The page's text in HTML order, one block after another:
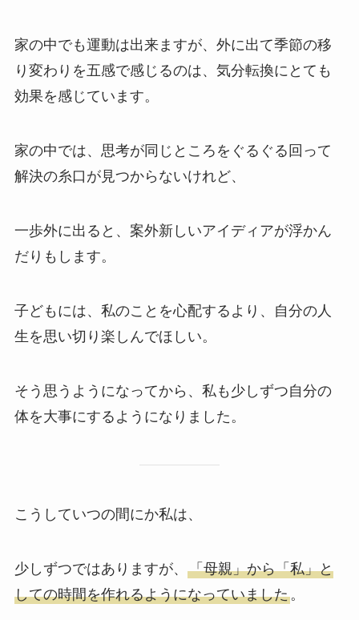
家の中でも運動は出来ますが、外に出て季節の移
り変わりを五感で感じるのは、気分転換にとても
効果を感じています。
家の中では、思考が同じところをぐるぐる回って
解決の糸口が見つからないけれど、
一歩外に出ると、案外新しいアイディアが浮かん
だりもします。
子どもには、私のことを心配するより、自分の人
生を思い切り楽しんでほしい。
そう思うようになってから、私も少しずつ自分の
体を大事にするようになりました。
こうしていつの間にか私は、
少しずつではありますが、 「母親」から「私」と
しての時間を作れるようになっていました。